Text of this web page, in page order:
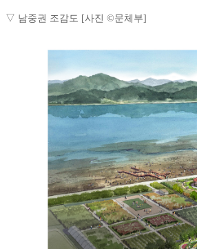
▽ 남중권 조감도 [사진 ©문체부]